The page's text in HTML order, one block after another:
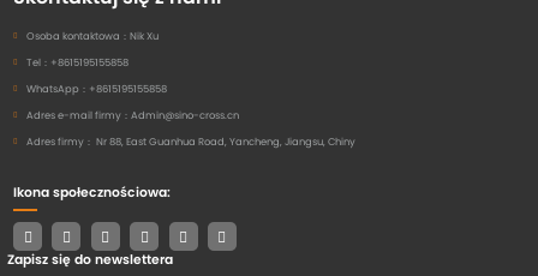
Osoba kontaktowa： Nik Xu
Tel： +8615195155858
WhatsApp： +8615195155858
Adres e-mail firmy： Admin@sino-cross.cn
Adres firmy： Nr 88, East Guanhua Road, Yancheng, Jiangsu, Chiny
Ikona społecznościowa:
Zapisz się do newslettera